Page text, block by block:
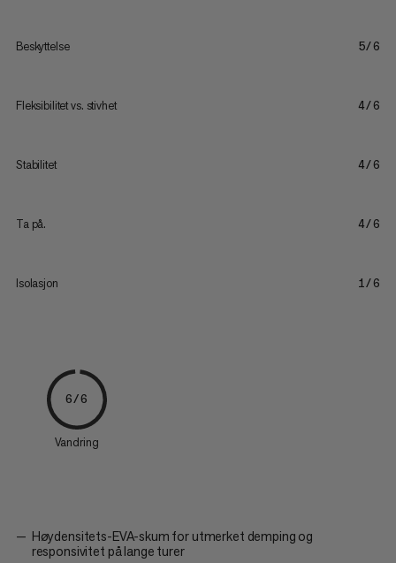
Beskyttelse 5/6
Fleksibilitet vs. stivhet 4/6
Stabilitet 4/6
Ta på. 4/6
Isolasjon 1/6
6/6
Vandring
Høydensitets-EVA-skum for utmerket demping og
responsivitet på lange turer